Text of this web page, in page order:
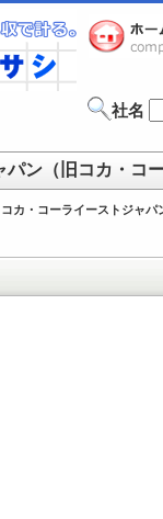
社名
パン（旧コカ・
コカ・コーライーストジャ